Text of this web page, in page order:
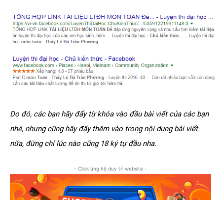
Do đó, các bạn hãy đẩy từ khóa vào đầu bài viết của các bạn
nhé, nhưng cũng hãy đẩy thêm vào trong nội dung bài viết
nữa, đừng chỉ lúc nào cũng 18 ký tự đầu nha.
- Click ủng hộ duy trì website -